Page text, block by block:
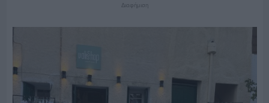
Διαφήμιση